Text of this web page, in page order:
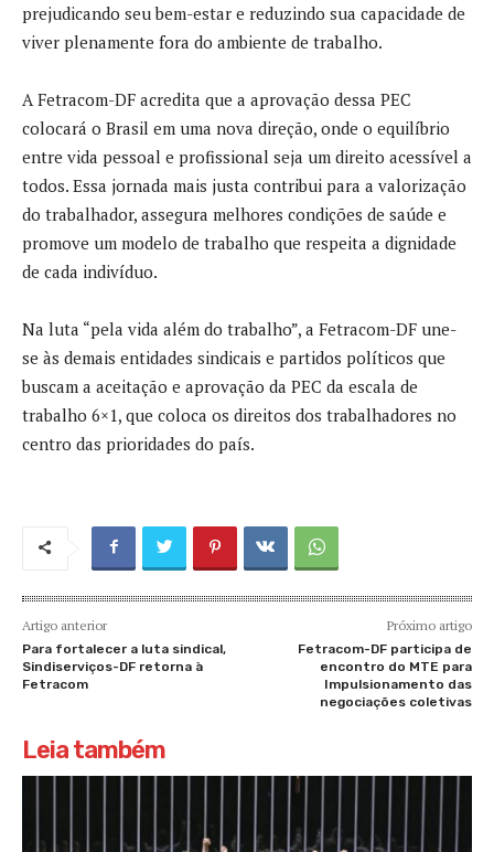
prejudicando seu bem-estar e reduzindo sua capacidade de
viver plenamente fora do ambiente de trabalho.
A Fetracom-DF acredita que a aprovação dessa PEC
colocará o Brasil em uma nova direção, onde o equilíbrio
entre vida pessoal e profissional seja um direito acessível a
todos. Essa jornada mais justa contribui para a valorização
do trabalhador, assegura melhores condições de saúde e
promove um modelo de trabalho que respeita a dignidade
de cada indivíduo.
Na luta “pela vida além do trabalho”, a Fetracom-DF une-
se às demais entidades sindicais e partidos políticos que
buscam a aceitação e aprovação da PEC da escala de
trabalho 6×1, que coloca os direitos dos trabalhadores no
centro das prioridades do país.
Artigo anterior
Para fortalecer a luta sindical,
Sindiserviços-DF retorna à
Fetracom
Próximo artigo
Fetracom-DF participa de
encontro do MTE para
Impulsionamento das
negociações coletivas
Leia também